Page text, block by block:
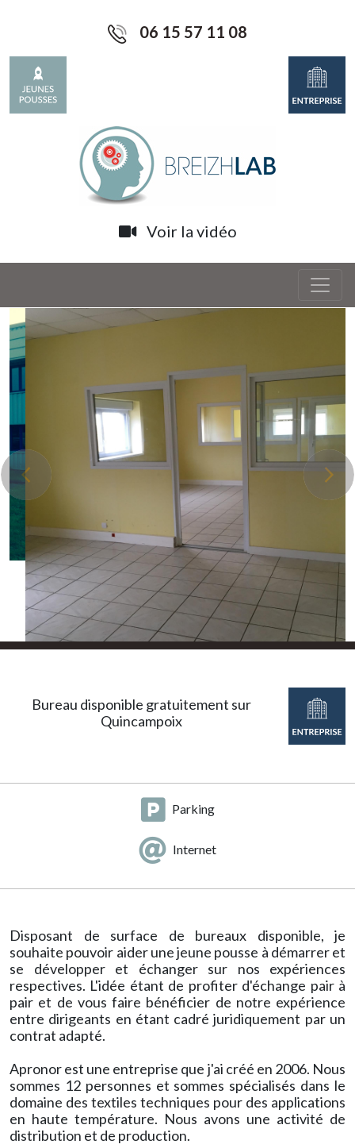
06 15 57 11 08
Voir la vidéo
Bureau disponible gratuitement sur
Quincampoix
Parking
Internet
Disposant de surface de bureaux disponible, je
souhaite pouvoir aider une jeune pousse à démarrer et
se développer et échanger sur nos expériences
respectives. L'idée étant de profiter d'échange pair à
pair et de vous faire bénéficier de notre expérience
entre dirigeants en étant cadré juridiquement par un
contrat adapté.
Apronor est une entreprise que j'ai créé en 2006. Nous
sommes 12 personnes et sommes spécialisés dans le
domaine des textiles techniques pour des applications
en haute température. Nous avons une activité de
distribution et de production.